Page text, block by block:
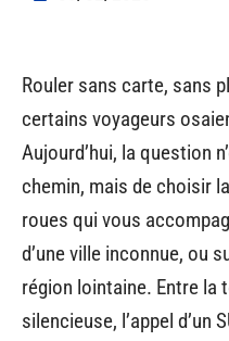
Rouler sans carte, sans
certains voyageurs
Aujourd’hui, la question
chemin, mais de choisir
roues qui vous
d’une ville inconnue, ou
région lointaine. Entre la
silencieuse, l’appel d’un